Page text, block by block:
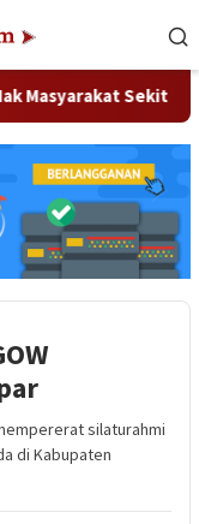
Masyarakat Sekitar
silaturahmi
di Kabupaten